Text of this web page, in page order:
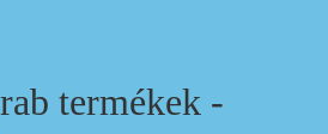
termékek -